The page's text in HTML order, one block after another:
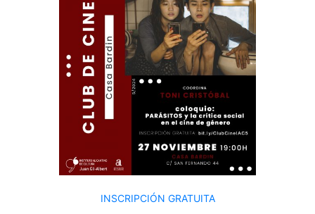
INSCRIPCIÓN GRATUITA